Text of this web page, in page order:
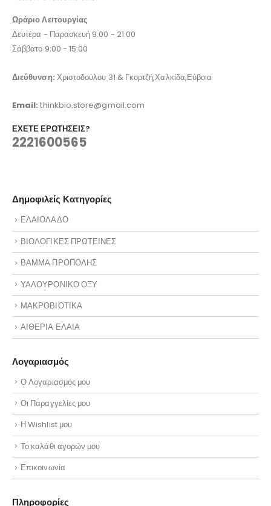
Ωράριο Λειτουργίας
Δευτέρα - Παρασκευή 9:00 - 21:00
Σάββατο 9:00 - 15:00
Διεύθυνση: Χριστοδούλου 31 & Γκορτζή,Χαλκίδα,Εύβοια
Email:thinkbio.store@gmail.com
ΈΧΕΤΕ ΕΡΩΤΉΣΕΙΣ?
2221600565
Δημοφιλείς Κατηγορίες
ΕΛΑΙΟΛΑΔΟ
ΒΙΟΛΟΓΙΚΕΣ ΠΡΩΤΕΙΝΕΣ
ΒΑΜΜΑ ΠΡΟΠΟΛΗΣ
ΥΑΛΟΥΡΟΝΙΚΟ ΟΞΥ
ΜΑΚΡΟΒΙΟΤΙΚΑ
ΑΙΘΕΡΙΑ ΕΛΑΙΑ
Λογαριασμός
Ο Λογαριασμός μου
Οι Παραγγελίες μου
Η Wishlist μου
Το καλάθι αγορών μου
Επικοινωνία
Πληροφορίες